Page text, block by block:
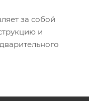
за собой
и